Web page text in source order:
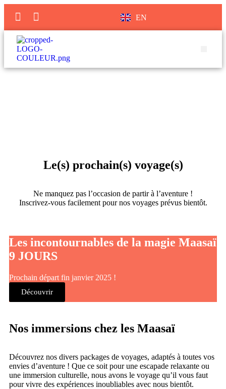
EN
Le(s) prochain(s) voyage(s)
Ne manquez pas l’occasion de partir à l’aventure !
Inscrivez-vous facilement pour nos voyages prévus bientôt.
Les incontournables de la magie Maasaï
9 JOURS
Prochain départ fin janvier 2025 !
Découvrir
Nos immersions chez les Maasaï
Découvrez nos divers packages de voyages, adaptés à toutes vos
envies d’aventure ! Que ce soit pour une escapade relaxante ou
une immersion culturelle, nous avons le voyage qu’il vous faut
pour vivre des expériences inoubliables avec nous bientôt.